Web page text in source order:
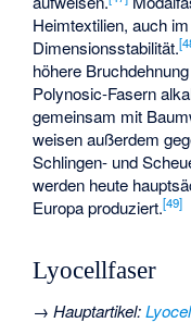
Heimtextilien, auch
Dimensionsstabilität.[
höhere
Polynosic-Fasern
gemeinsam mit
weisen außerdem
Schlingen- und
werden heute
Europa produziert.[49]
Lyocellfaser
→Hauptartikel: